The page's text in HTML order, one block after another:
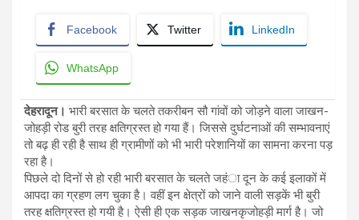
Facebook Twitter LinkedIn
WhatsApp
देहरादून। भारी बरसात के चलते तकरीबन सौ गांवों को जोड़ने वाला जाखन-
जोहड़ी रोड बुरी तरह क्षतिग्रस्त हो गया हैं। जिससे दुर्घटनाओं की सम्भावनाएं
तो बढ़ ही रही है साथ ही ग्रामीणों को भी भारी परेशानियों का सामना करना पड़
रहा है।
पिछले दो दिनों से हो रही भारी बरसात के चलते जहंा दून के कई इलाकों में
आपदा का ग्रहण लग चुका है। वहीं इन क्षेत्रों को जाने वाली सड़कें भी बुरी
तरह क्षतिग्रस्त हो गयी है। ऐसी ही एक सड़क जाखनकृजोहड़ी मार्ग है। जो